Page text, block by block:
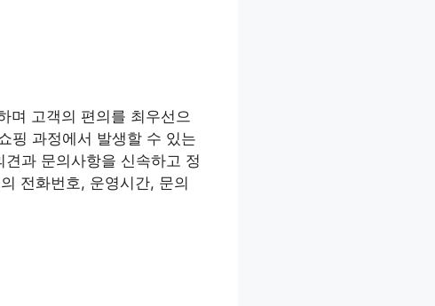
며 고객의 편의를 최우선으
핑 과정에서 발생할 수 있는
과 문의사항을 신속하고 정
전화번호, 운영시간, 문의